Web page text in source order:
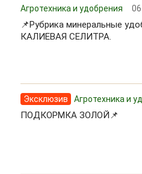
Агротехника и удобрения
📌Рубрика минеральные
КАЛИЕВАЯ СЕЛИТРА.
Эксклюзив Агротехника и
ПОДКОРМКА ЗОЛОЙ📌